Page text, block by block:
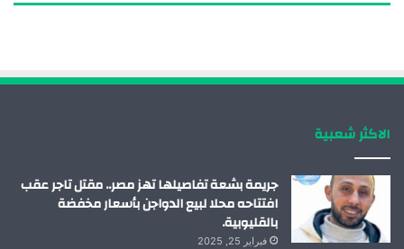
م
الاكثر شعبية
جريمة بشعة تفاصيلها تهز مصر.. مقتل تاجر عقب
افتتاحه محلا لبيع الدواجن بأسعار مخفضة
بالقليوبية.
فبراير 25, 2025